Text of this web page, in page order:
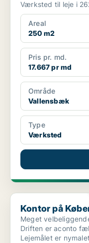
Værksted til leje i
Areal
250 m2
Pris pr. md.
17.667 pr md
Område
Vallensbæk
Type
Værksted
Kontor på København N
Kontor på
Meget
Driften er aconto
Lejemålet er